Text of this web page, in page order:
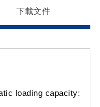
下載文件
loading capacity: